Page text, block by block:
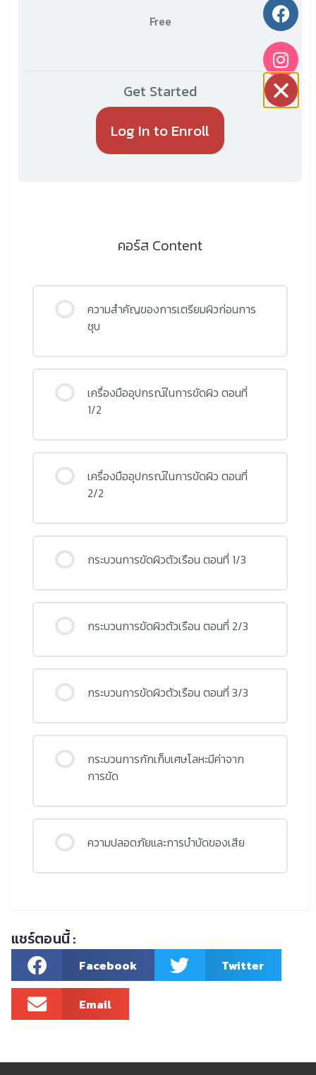
Free
Get Started
Log In to Enroll
คอร์ส Content
ความสำคัญของการเตรียมผิวก่อนการ
ชุบ
เครื่องมืออุปกรณ์ในการขัดผิว ตอนที่
1/2
เครื่องมืออุปกรณ์ในการขัดผิว ตอนที่
2/2
กระบวนการขัดผิวตัวเรือน ตอนที่ 1/3
กระบวนการขัดผิวตัวเรือน ตอนที่ 2/3
กระบวนการขัดผิวตัวเรือน ตอนที่ 3/3
กระบวนการกักเก็บเศษโลหะมีค่าจาก
การขัด
ความปลอดภัยและการบำบัดของเสีย
แชร์ตอนนี้ :
Facebook Twitter
Email